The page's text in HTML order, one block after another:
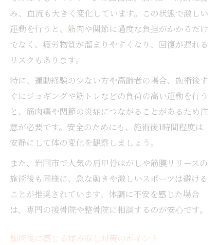
み、血流も大きく変化しています。この状態で激しい
運動を行うと、筋肉や関節に過度な負担がかかるだけ
でなく、疲労物質が溜まりやすくなり、回復が遅れる
リスクもあります。
特に、運動経験の少ない方や高齢者の場合、施術後す
ぐにジョギングや筋トレなどの負荷の高い運動を行う
と、筋肉痛や関節の炎症につながることがあるため注
意が必要です。安全のためにも、施術後1時間程度は
安静にして体の変化を観察しましょう。
また、岩国市で人気の肩甲骨はがしや筋膜リリースの
施術後も同様に、急な動きや激しいスポーツは避ける
ことが推奨されています。体調に不安を感じた場合
は、専門の接骨院や整骨院に相談するのが安心です。
施術後に感じる揉み返し対策のポイント